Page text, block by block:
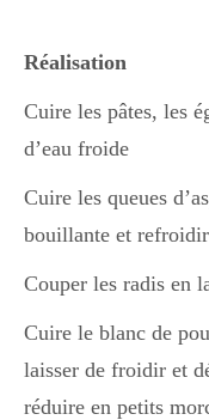
Réalisation
Cuire les pâtes, les
d’eau froide
Cuire les queues
bouillante et
Couper les radis en
Cuire le blanc de
laisser de froidir et
réduire en petits